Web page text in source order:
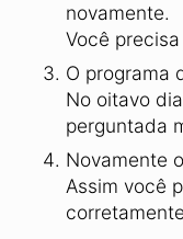
novamente.
Você
O programa
No oitavo
perguntada
Novamente
Assim você